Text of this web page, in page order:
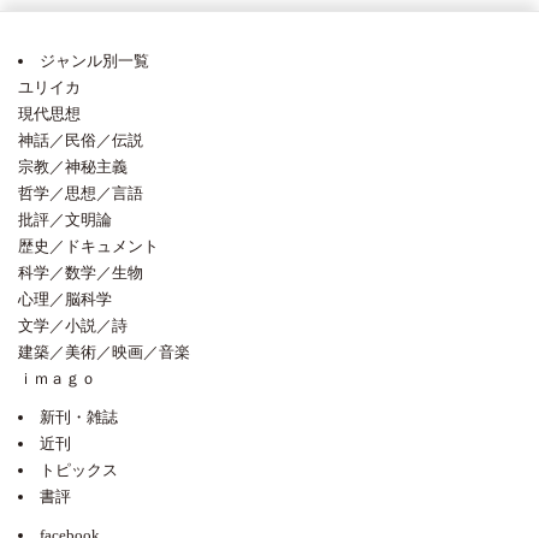
ジャンル別一覧
ユリイカ
現代思想
神話／民俗／伝説
宗教／神秘主義
哲学／思想／言語
批評／文明論
歴史／ドキュメント
科学／数学／生物
心理／脳科学
文学／小説／詩
建築／美術／映画／音楽
ｉｍａｇｏ
新刊・雑誌
近刊
トピックス
書評